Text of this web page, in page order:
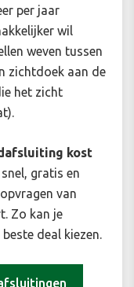
per jaar
wil
weven tussen
zichtdoek aan de
het zicht
kost
gratis en
van
Zo kan je
deal kiezen.